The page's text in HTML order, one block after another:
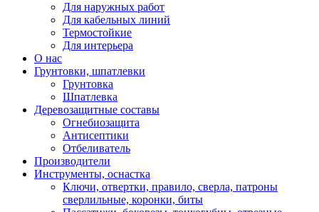
Для наружных работ
Для кабельных линий
Термостойкие
Для интерьера
О нас
Грунтовки, шпатлевки
Грунтовка
Шпатлевка
Деревозащитные составы
Огнебиозащита
Антисептики
Отбеливатель
Производители
Инструменты, оснастка
Ключи, отвертки, правило, сверла, патроны
сверлильные, коронки, биты